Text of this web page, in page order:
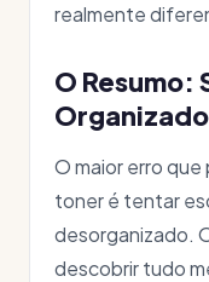
realmente
O Resumo:
Organizado
O maior erro
toner é tentar
desorganizado.
descobrir tudo